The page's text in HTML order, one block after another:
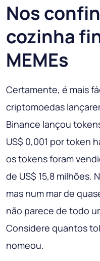
Nos
cozinha
MEMEs
Certamente, é mais
criptomoedas
Binance lançou
US$ 0,001 por token
os tokens foram
de US$ 15,8 milhões.
mas num mar de
não parece de todo
Considere quantos
nomeou.